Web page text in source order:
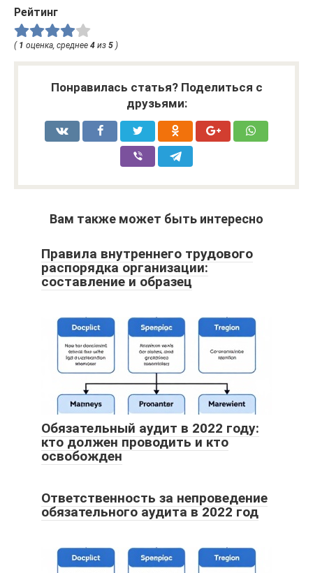
Рейтинг
( 1 оценка, среднее 4 из 5 )
Понравилась статья? Поделиться с
друзьями:
Вам также может быть интересно
Правила внутреннего трудового
распорядка организации:
составление и образец
Обязательный аудит в 2022 году:
кто должен проводить и кто
освобожден
Ответственность за непроведение
обязательного аудита в 2022 год